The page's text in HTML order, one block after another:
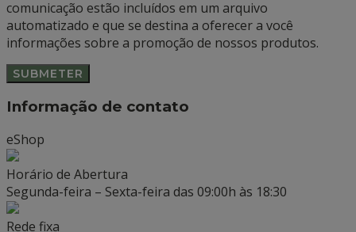
comunicação estão incluídos em um arquivo
automatizado e que se destina a oferecer a você
informações sobre a promoção de nossos produtos.
Informação de contato
eShop
Horário de Abertura
Segunda-feira – Sexta-feira das 09:00h às 18:30
Rede fixa